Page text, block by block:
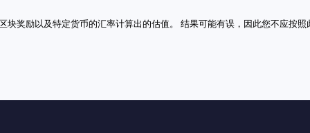
奖励以及特定货币的汇率计算出的估值。 结果可能有误，因此您不应按